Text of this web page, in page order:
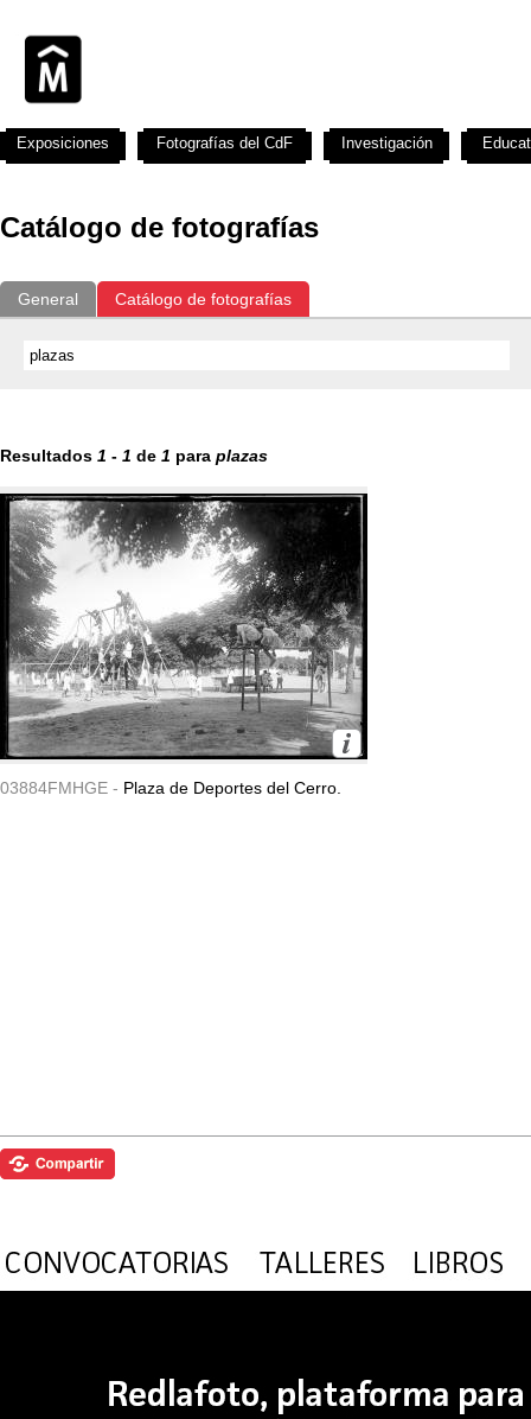
Catálogo de fotografías
General Catálogo de fotografías
Resultados 1 - 1 de 1 para plazas
03884FMHGE - Plaza de Deportes del Cerro.
Exposiciones Fotografías del CdF Investigación